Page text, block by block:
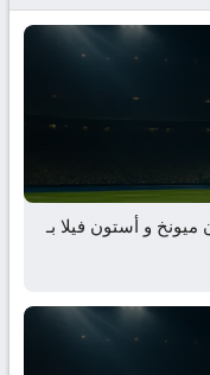
ميونخ و أستون فيلا بـ